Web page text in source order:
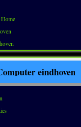
eindhoven